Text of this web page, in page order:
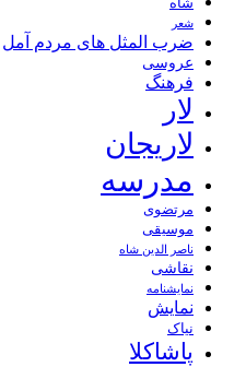
شعر
ضرب المثل های مردم آمل
عروسی
فرهنگ
لار
لاریجان
مدرسه
مرتضوی
موسیقی
ناصر الدین شاه
نقاشی
نمايشنامه
نمایش
نیاک
پاشاکلا